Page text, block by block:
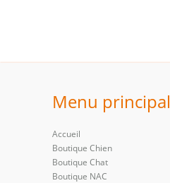
Menu principal
Accueil
Boutique Chien
Boutique Chat
Boutique NAC